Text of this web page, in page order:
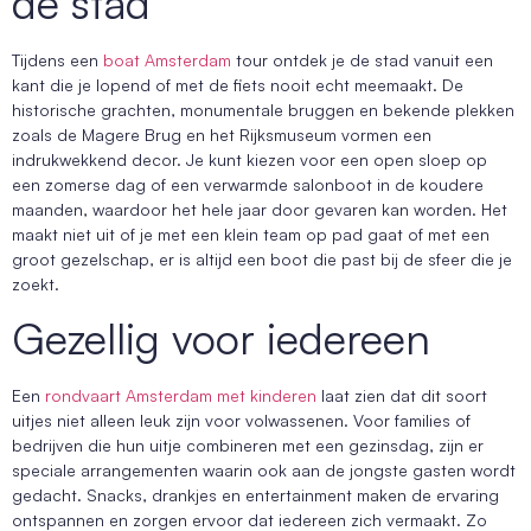
Tijdens een boat Amsterdam tour ontdek je de stad vanuit een
kant die je lopend of met de fiets nooit echt meemaakt. De
historische grachten, monumentale bruggen en bekende plekken
zoals de Magere Brug en het Rijksmuseum vormen een
indrukwekkend decor. Je kunt kiezen voor een open sloep op
een zomerse dag of een verwarmde salonboot in de koudere
maanden, waardoor het hele jaar door gevaren kan worden. Het
maakt niet uit of je met een klein team op pad gaat of met een
groot gezelschap, er is altijd een boot die past bij de sfeer die je
zoekt.
Gezellig voor iedereen
Een rondvaart Amsterdam met kinderen laat zien dat dit soort
uitjes niet alleen leuk zijn voor volwassenen. Voor families of
bedrijven die hun uitje combineren met een gezinsdag, zijn er
speciale arrangementen waarin ook aan de jongste gasten wordt
gedacht. Snacks, drankjes en entertainment maken de ervaring
ontspannen en zorgen ervoor dat iedereen zich vermaakt. Zo